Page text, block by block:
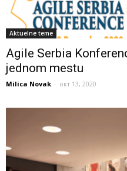
Aktuelne teme
Agile Serbia
jednom mestu
Milica Novak - окт 13, 2020